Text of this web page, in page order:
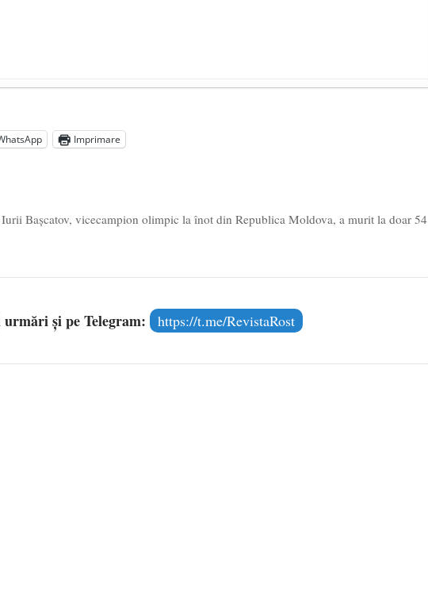
despre președintele Ucrainei, Volodymyr Zelensky
- 21 aprilie 2026
Bustul poetului Octavian Goga, înlăturat din Iași
Imprimare
Bașcatov, vicecampion olimpic la înot din Republica Moldova, a murit la doar 54
și pe Telegram: https://t.me/RevistaRost